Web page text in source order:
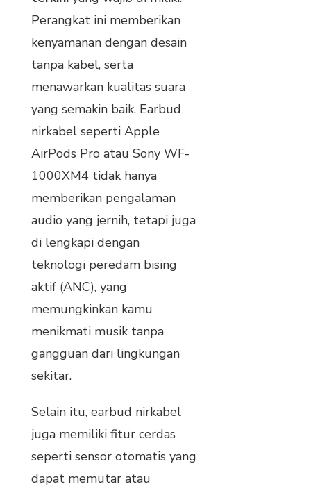
Perangkat ini memberikan
kenyamanan dengan desain
tanpa kabel, serta
menawarkan kualitas suara
yang semakin baik. Earbud
nirkabel seperti Apple
AirPods Pro atau Sony WF-
1000XM4 tidak hanya
memberikan pengalaman
audio yang jernih, tetapi juga
di lengkapi dengan
teknologi peredam bising
aktif (ANC), yang
memungkinkan kamu
menikmati musik tanpa
gangguan dari lingkungan
sekitar.
Selain itu, earbud nirkabel
juga memiliki fitur cerdas
seperti sensor otomatis yang
dapat memutar atau